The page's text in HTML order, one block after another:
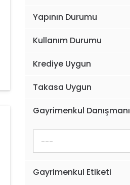
Yapının Durumu
Kullanım Durumu
Krediye Uygun
Takasa Uygun
Gayrimenkul Danışmanı
Gayrimenkul Etiketi